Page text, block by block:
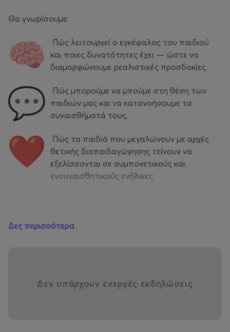
Θα γνωρίσουμε:
Πώς λειτουργεί ο εγκέφαλος του παιδιού
και ποιες δυνατότητες έχει — ώστε να
διαμορφώνουμε ρεαλιστικές προσδοκίες.
Πώς μπορούμε να μπούμε στη θέση των
παιδιών μας και να κατανοήσουμε τα
συναισθήματά τους.
Πώς τα παιδιά που μεγαλώνουν με αρχές
θετικής διαπαιδαγώγησης τείνουν να
εξελίσσονται σε συμπονετικούς και
ενσυναισθητικούς ενήλικες.
Ως γονείς, οφείλουμε να προσφέρουμε στα παιδιά μας
Απευθύνεται σε:
Δες περισσότερα
Δεν υπάρχουν ενεργές εκδηλώσεις